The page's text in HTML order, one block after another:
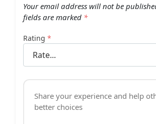
Your email address will not be
fields are marked *
Rating *